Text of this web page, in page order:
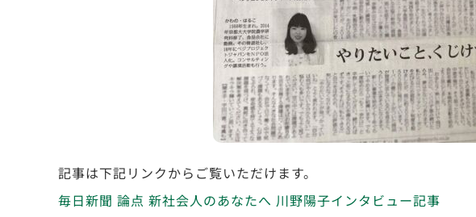
記事は下記リンクからご覧いただけます。
毎日新聞 論点 新社会人のあなたへ 川野陽子インタビュー記事